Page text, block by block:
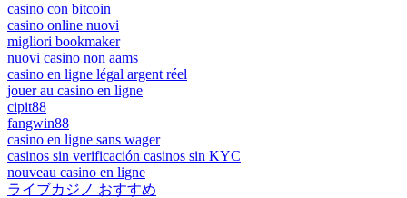
casino con bitcoin
casino online nuovi
migliori bookmaker
nuovi casino non aams
casino en ligne légal argent réel
jouer au casino en ligne
cipit88
fangwin88
casino en ligne sans wager
casinos sin verificación casinos sin KYC
nouveau casino en ligne
ライブカジノ おすすめ